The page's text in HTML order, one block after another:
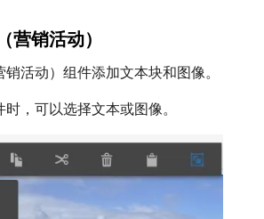
营销活动）
活动）组件添加文本块和图像。
，可以选择文本或图像。